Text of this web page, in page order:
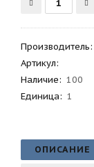
Производитель:
Артикул:
Наличие: 100
Единица: 1
ОПИСАНИЕ